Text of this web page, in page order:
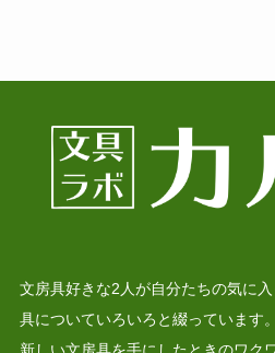
文房具好きな2人が自分たちの気に
具についていろいろと綴っています。